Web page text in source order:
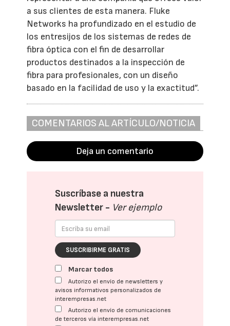
a sus clientes de esta manera. Fluke
Networks ha profundizado en el estudio de
los entresijos de los sistemas de redes de
fibra óptica con el fin de desarrollar
productos destinados a la inspección de
fibra para profesionales, con un diseño
basado en la facilidad de uso y la exactitud”.
COMENTARIOS AL ARTÍCULO/NOTICIA
Deja un comentario
Suscríbase a nuestra
Newsletter - Ver ejemplo
SUSCRIBIRME GRATIS
Marcar todos
Autorizo el envío de newsletters y
avisos informativos personalizados de
interempresas.net
Autorizo el envío de comunicaciones
de terceros vía interempresas.net